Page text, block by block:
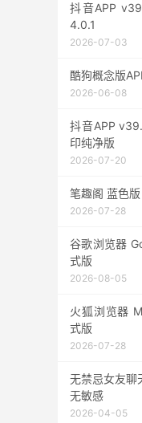
抖音APP
4.0.1
2026-07-03
酷狗概念版
2026-06-08
抖音APP
印纯净版
2026-07-20
笔趣阁 蓝色
2026-07-28
谷歌浏览器
式版
2026-08-05
火狐浏览器
式版
2026-07-28
无禁忌女友聊
无敏感
2026-04-05